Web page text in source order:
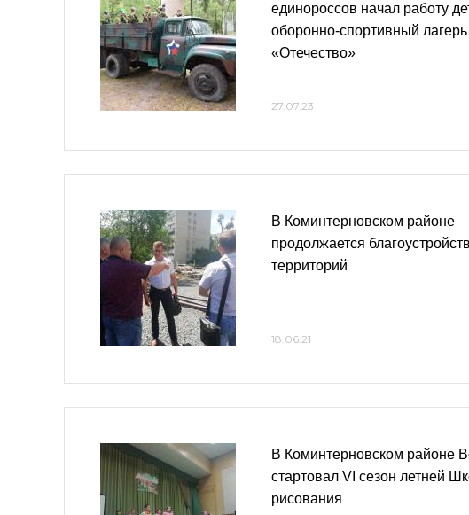
единороссов начал работу
оборонно-спортивный лагерь
«Отечество»
27.07.23
В Коминтерновском районе
продолжается
территорий
18.06.21
В Коминтерновском районе
стартовал VI сезон летней
рисования